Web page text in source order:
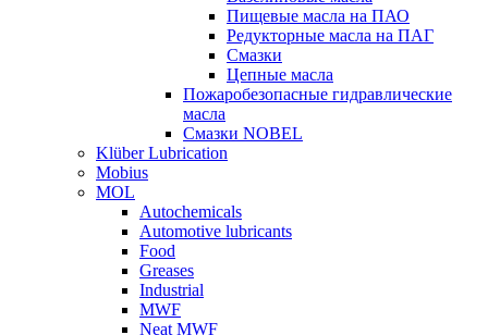
Пищевые масла на ПАО
Редукторные масла на ПАГ
Смазки
Цепные масла
Пожаробезопасные гидравлические
масла
Смазки NOBEL
Klüber Lubrication
Mobius
MOL
Autochemicals
Automotive lubricants
Food
Greases
Industrial
MWF
Neat MWF